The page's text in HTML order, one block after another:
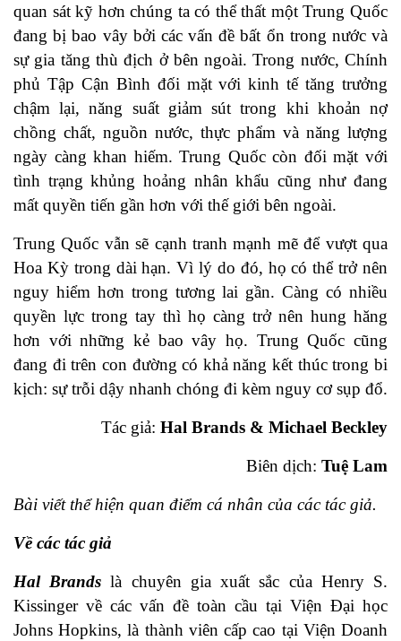
quan sát kỹ hơn chúng ta có thể thất một Trung Quốc
đang bị bao vây bởi các vấn đề bất ổn trong nước và
sự gia tăng thù địch ở bên ngoài. Trong nước, Chính
phủ Tập Cận Bình đối mặt với kinh tế tăng trưởng
chậm lại, năng suất giảm sút trong khi khoản nợ
chồng chất, nguồn nước, thực phẩm và năng lượng
ngày càng khan hiếm. Trung Quốc còn đối mặt với
tình trạng khủng hoảng nhân khẩu cũng như đang
mất quyền tiến gần hơn với thế giới bên ngoài.
Trung Quốc vẫn sẽ cạnh tranh mạnh mẽ để vượt qua
Hoa Kỳ trong dài hạn. Vì lý do đó, họ có thể trở nên
nguy hiểm hơn trong tương lai gần. Càng có nhiều
quyền lực trong tay thì họ càng trở nên hung hăng
hơn với những kẻ bao vây họ. Trung Quốc cũng
đang đi trên con đường có khả năng kết thúc trong bi
kịch: sự trỗi dậy nhanh chóng đi kèm nguy cơ sụp đổ.
Tác giả: Hal Brands & Michael Beckley
Biên dịch: Tuệ Lam
Bài viết thể hiện quan điểm cá nhân của các tác giả.
Về các tác giả
Hal Brands là chuyên gia xuất sắc của Henry S.
Kissinger về các vấn đề toàn cầu tại Viện Đại học
Johns Hopkins, là thành viên cấp cao tại Viện Doanh